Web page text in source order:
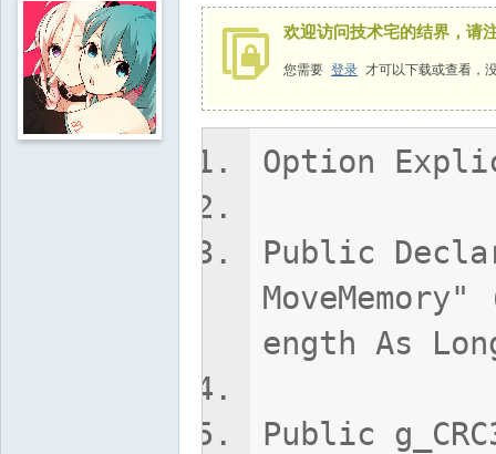
欢迎访问技术宅的结界，请
您需要 登录 才可以下载或查看，
Option
Public
ength As
Public